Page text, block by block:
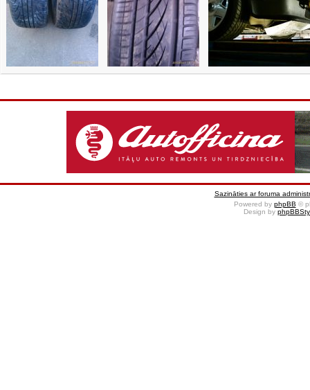
Sazināties ar foruma
Powered by phpBB ©
Design by